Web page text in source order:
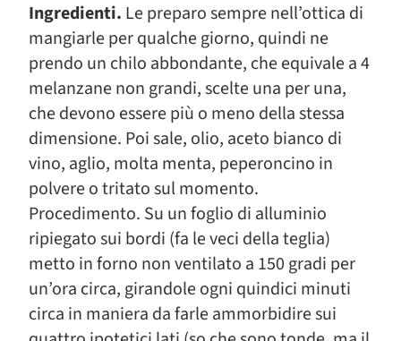
Ingredienti. Le preparo sempre nell’ottica di
mangiarle per qualche giorno, quindi ne
prendo un chilo abbondante, che equivale a 4
melanzane non grandi, scelte una per una,
che devono essere più o meno della stessa
dimensione. Poi sale, olio, aceto bianco di
vino, aglio, molta menta, peperoncino in
polvere o tritato sul momento.
Procedimento. Su un foglio di alluminio
ripiegato sui bordi (fa le veci della teglia)
metto in forno non ventilato a 150 gradi per
un’ora circa, girandole ogni quindici minuti
circa in maniera da farle ammorbidire sui